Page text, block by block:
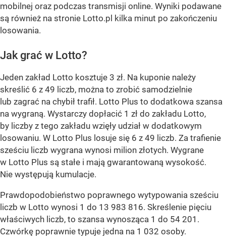
mobilnej oraz podczas transmisji online. Wyniki podawane
są również na stronie Lotto.pl kilka minut po zakończeniu
losowania.
Jak grać w Lotto?
Jeden zakład Lotto kosztuje 3 zł. Na kuponie należy
skreślić 6 z 49 liczb, można to zrobić samodzielnie
lub zagrać na chybił trafił. Lotto Plus to dodatkowa szansa
na wygraną. Wystarczy dopłacić 1 zł do zakładu Lotto,
by liczby z tego zakładu wzięły udział w dodatkowym
losowaniu. W Lotto Plus losuje się 6 z 49 liczb. Za trafienie
sześciu liczb wygrana wynosi milion złotych. Wygrane
w Lotto Plus są stałe i mają gwarantowaną wysokość.
Nie występują kumulacje.
Prawdopodobieństwo poprawnego wytypowania sześciu
liczb w Lotto wynosi 1 do 13 983 816. Skreślenie pięciu
właściwych liczb, to szansa wynosząca 1 do 54 201.
Czwórkę poprawnie typuje jedna na 1 032 osoby.